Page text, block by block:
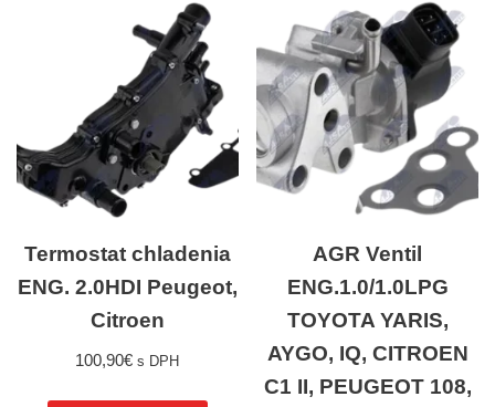
Termostat chladenia
ENG. 2.0HDI Peugeot,
Citroen
100,90€ s DPH
AGR Ventil
ENG.1.0/1.0LPG
TOYOTA YARIS,
AYGO, IQ, CITROEN
C1 II, PEUGEOT 108,